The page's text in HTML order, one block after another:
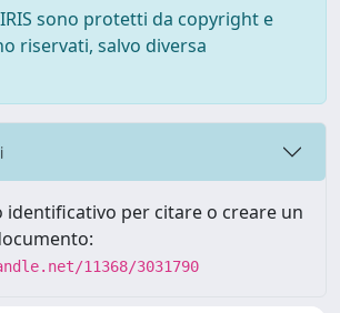
sono protetti da copyright e
riservati, salvo diversa
identificativo per citare o creare un
11368/3031790